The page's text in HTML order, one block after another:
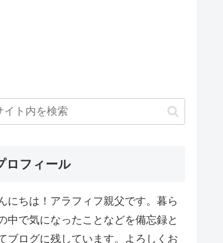
ロフィール
にちは！アラフィフ親父です。暮ら
中で気になったことなどを備忘録と
ブログに残しています。よろしくお